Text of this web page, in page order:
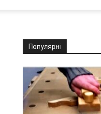
Популярні